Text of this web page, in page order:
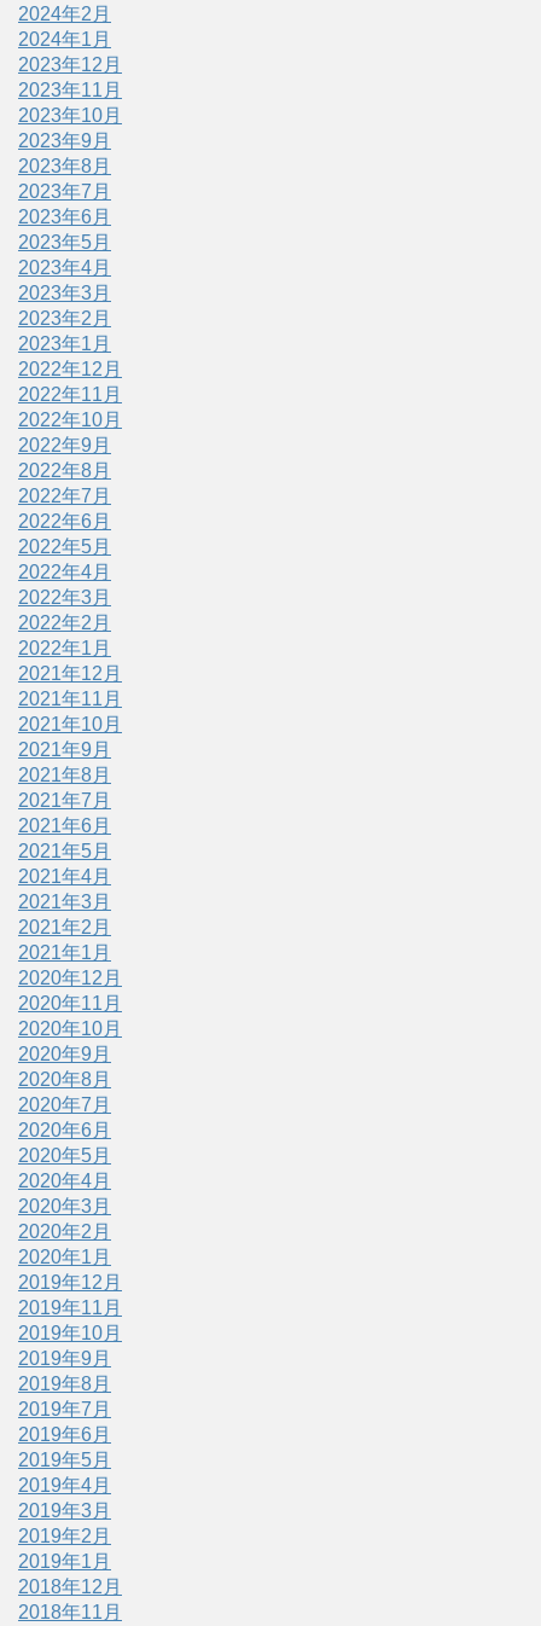
2024年2月
2024年1月
2023年12月
2023年11月
2023年10月
2023年9月
2023年8月
2023年7月
2023年6月
2023年5月
2023年4月
2023年3月
2023年2月
2023年1月
2022年12月
2022年11月
2022年10月
2022年9月
2022年8月
2022年7月
2022年6月
2022年5月
2022年4月
2022年3月
2022年2月
2022年1月
2021年12月
2021年11月
2021年10月
2021年9月
2021年8月
2021年7月
2021年6月
2021年5月
2021年4月
2021年3月
2021年2月
2021年1月
2020年12月
2020年11月
2020年10月
2020年9月
2020年8月
2020年7月
2020年6月
2020年5月
2020年4月
2020年3月
2020年2月
2020年1月
2019年12月
2019年11月
2019年10月
2019年9月
2019年8月
2019年7月
2019年6月
2019年5月
2019年4月
2019年3月
2019年2月
2019年1月
2018年12月
2018年11月